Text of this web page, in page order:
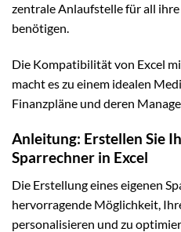
zentrale Anlaufstelle für all
benötigen.
Die Kompatibilität von Excel
macht es zu einem idealen
Finanzpläne und deren
Anleitung: Erstellen Sie
Sparrechner in Excel
Die Erstellung eines eigenen
hervorragende Möglichkeit,
personalisieren und zu